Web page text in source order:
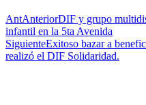
AntAnteriorDIF y grupo
infantil en la 5ta Avenida
SiguienteExitoso bazar a
realizó el DIF Solidaridad.